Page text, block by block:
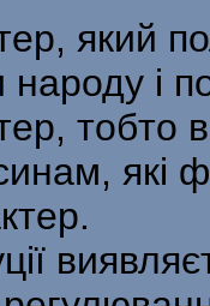
який
народу і
тобто
які